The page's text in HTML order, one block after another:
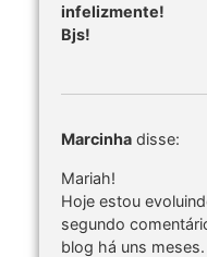
infelizmente!
Bjs!
Marcinha disse:
Mariah!
Hoje estou
segundo
blog há uns meses.